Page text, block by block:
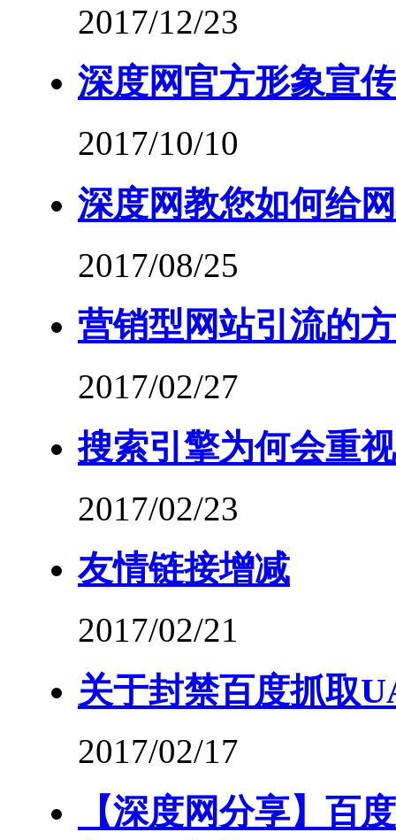
2017/12/23
深度网官方形象宣
2017/10/10
深度网教您如何给
2017/08/25
营销型网站引流的
2017/02/27
搜索引擎为何会重
2017/02/23
友情链接增减
2017/02/21
关于封禁百度抓取
2017/02/17
【深度网分享】百